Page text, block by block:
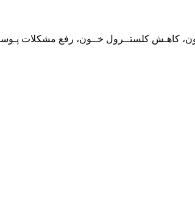
کاهـش کلستــرول خــون، رفع مشکلات